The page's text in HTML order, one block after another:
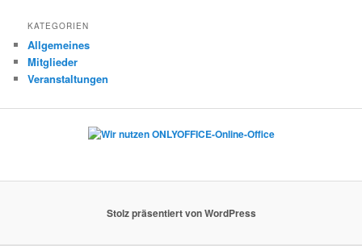
KATEGORIEN
Allgemeines
Mitglieder
Veranstaltungen
Stolz präsentiert von WordPress